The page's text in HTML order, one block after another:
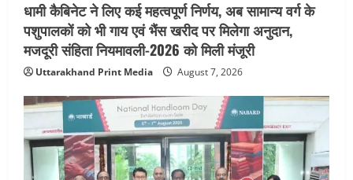
5 August 5, 2026
धामी कैबिनेट ने लिए कई महत्वपूर्ण निर्णय, अब सामान्य वर्ग के
पशुपालकों को भी गाय एवं भैंस खरीद पर मिलेगा अनुदान,
मजदूरी संहिता नियमावली-2026 को मिली मंजूरी
Uttarakhand Print Media August 7, 2026